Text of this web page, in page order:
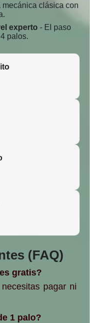
mecánica clásica con
experto - El paso
palos.
(FAQ)
gratis?
pagar ni
1 palo?